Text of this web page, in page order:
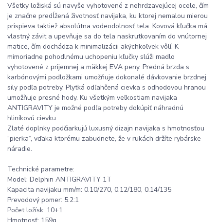
Všetky ložiská sú navyše vyhotovené z nehrdzavejúcej ocele, čím
je značne predĺžená životnosť navijaka, ku ktorej nemalou mierou
prispieva taktiež absolútna vodeodolnosť tela. Kovová kľučka má
vlastný závit a upevňuje sa do tela naskrutkovaním do vnútornej
matice, čím dochádza k minimalizácii akýchkoľvek vôlí. K
mimoriadne pohodlnému uchopeniu kľučky slúži madlo
vyhotovené z prijemnej a mäkkej EVA peny. Predná brzda s
karbónovými podložkami umožňuje dokonalé dávkovanie brzdnej
sily podľa potreby. Plytká odľahčená cievka s odhodovou hranou
umožňuje presné hody. Ku všetkým veľkostiam navijaka
ANTIGRAVITY je možné podľa potreby dokúpiť náhradnú
hliníkovú cievku.
Zlaté doplnky podčiarkujú luxusný dizajn navijaka s hmotnosťou
“pierka“, vďaka ktorému zabudnete, že v rukách držíte rybárske
náradie.
Technické parametre:
Model: Delphin ANTIGRAVITY 1T
Kapacita navijaku mm/m: 0.10/270, 0.12/180, 0.14/135
Prevodový pomer: 5.2:1
Počet ložísk: 10+1